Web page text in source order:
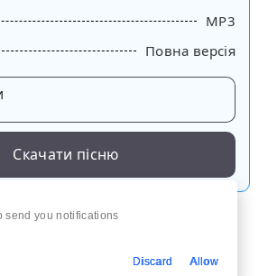
MP3
Повна версія
Скачати пісню
send you notifications
Discard Allow